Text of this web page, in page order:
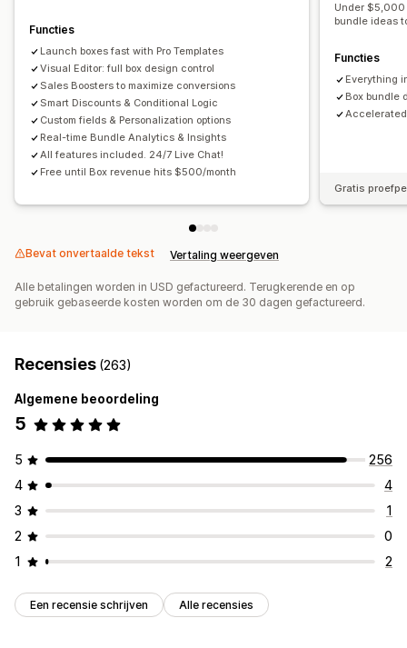
Vaste prijzen
Kwantumkortingen
Kortingen Volumekortingen
Forfaitaire kortingen
Percentagekortingen
Twee voor de prijs van één
Abonnementen
Bulkprijzen
Groothandelsprijzen
Dynamische prijzen
Aangepaste prijzen
Functies
Launch boxes fast with Pro Templates
Visual Editor: full box design control
Sales Boosters to maximize conversions
Smart Discounts & Conditional Logic
Custom fields & Personalization options
Real-time Bundle Analytics & Insights
All features included. 24/7 Live Chat!
Free until Box revenue hits $500/month
Under $5,000
bundle ideas
Functies
Everything
Box bundle
Gratis
Bevat onvertaalde tekst Vertaling weergeven
Alle betalingen worden in USD gefactureerd. Terugkerende en op
gebruik gebaseerde kosten worden om de 30 dagen gefactureerd.
Recensies (263)
Algemene beoordeling
5
5
256
4
4
3
1
2
0
1
2
Een recensie schrijven Alle recensies